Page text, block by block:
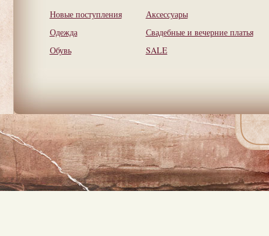
Новые поступления
Одежда
Обувь
Аксессуары
Свадебные и вечерние платья
SALE